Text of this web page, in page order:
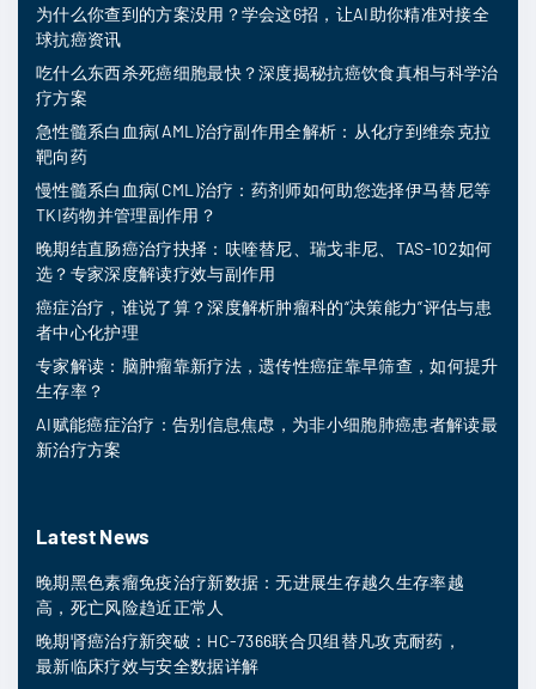
为什么你查到的方案没用？学会这6招，让AI助你精准对接全
球抗癌资讯
吃什么东西杀死癌细胞最快？深度揭秘抗癌饮食真相与科学治
疗方案
急性髓系白血病(AML)治疗副作用全解析：从化疗到维奈克拉
靶向药
慢性髓系白血病(CML)治疗：药剂师如何助您选择伊马替尼等
TKI药物并管理副作用？
晚期结直肠癌治疗抉择：呋喹替尼、瑞戈非尼、TAS-102如何
选？专家深度解读疗效与副作用
癌症治疗，谁说了算？深度解析肿瘤科的“决策能力”评估与患
者中心化护理
专家解读：脑肿瘤靠新疗法，遗传性癌症靠早筛查，如何提升
生存率？
AI赋能癌症治疗：告别信息焦虑，为非小细胞肺癌患者解读最
新治疗方案
Latest News
晚期黑色素瘤免疫治疗新数据：无进展生存越久生存率越
高，死亡风险趋近正常人
晚期肾癌治疗新突破：HC-7366联合贝组替凡攻克耐药，
最新临床疗效与安全数据详解